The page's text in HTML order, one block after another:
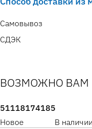
Самовывоз
СДЭК
ВОЗМОЖНО ВАМ
51118174185
Новое
В